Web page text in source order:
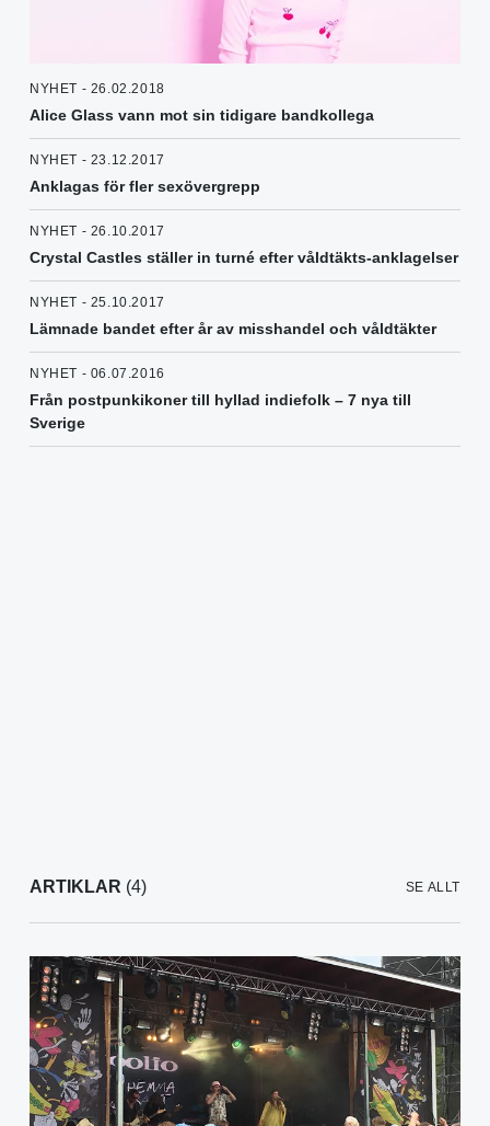
NYHET - 26.02.2018
Alice Glass vann mot sin tidigare bandkollega
NYHET - 23.12.2017
Anklagas för fler sexövergrepp
NYHET - 26.10.2017
Crystal Castles ställer in turné efter våldtäkts-anklagelser
NYHET - 25.10.2017
Lämnade bandet efter år av misshandel och våldtäkter
NYHET - 06.07.2016
Från postpunkikoner till hyllad indiefolk – 7 nya till
Sverige
ARTIKLAR (4) SE ALLT